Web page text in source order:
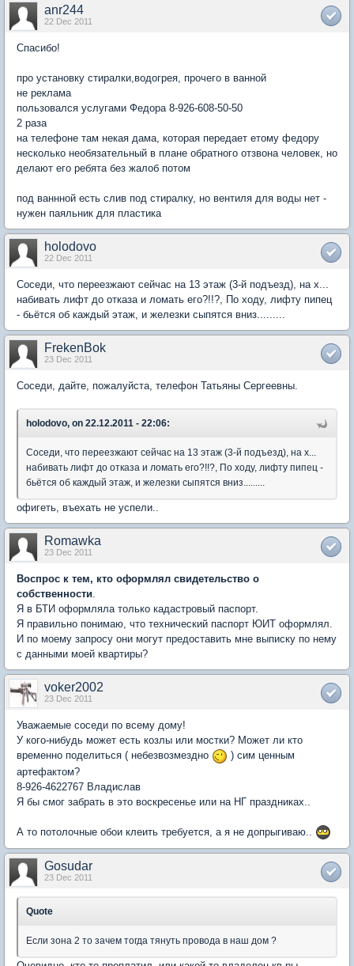
anr244
22 Dec 2011
Спасибо!
про установку стиралки,водогрея, прочего в ванной
не реклама
пользовался услугами Федора 8-926-608-50-50
2 раза
на телефоне там некая дама, которая передает етому федору
несколько необязательный в плане обратного отзвона человек, но
делают его ребята без жалоб потом
под ваннной есть слив под стиралку, но вентиля для воды нет -
нужен паяльник для пластика
holodovo
22 Dec 2011
Соседи, что переезжают сейчас на 13 этаж (3-й подъезд), на х...
набивать лифт до отказа и ломать его?!!?, По ходу, лифту пипец
- бьётся об каждый этаж, и железки сыпятся вниз.........
FrekenBok
23 Dec 2011
Соседи, дайте, пожалуйста, телефон Татьяны Сергеевны.
holodovo, on 22.12.2011 - 22:06:
Соседи, что переезжают сейчас на 13 этаж (3-й подъезд), на х...
набивать лифт до отказа и ломать его?!!?, По ходу, лифту пипец -
бьётся об каждый этаж, и железки сыпятся вниз.........
офигеть, въехать не успели..
Romawka
23 Dec 2011
Воспрос к тем, кто оформлял свидетельство о
собственности.
Я в БТИ оформляла только кадастровый паспорт.
Я правильно понимаю, что технический паспорт ЮИТ оформлял.
И по моему запросу они могут предоставить мне выписку по нему
с данными моей квартиры?
voker2002
23 Dec 2011
Уважаемые соседи по всему дому!
У кого-нибудь может есть козлы или мостки? Может ли кто
временно поделиться ( небезвозмездно
) сим ценным
артефактом?
8-926-4622767 Владислав
Я бы смог забрать в это воскресенье или на НГ праздниках..
А то потолочные обои клеить требуется, а я не допрыгиваю..
Gosudar
23 Dec 2011
Quote
Если зона 2 то зачем тогда тянуть провода в наш дом ?